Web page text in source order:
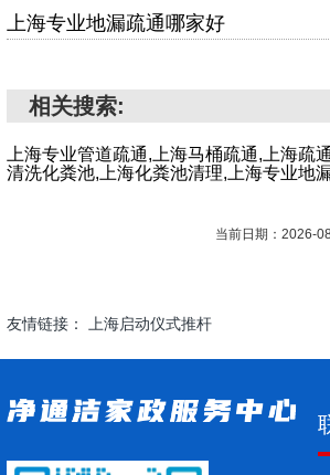
上海专业地漏疏通哪家好
相关搜索:
上海专业管道疏通,上海马桶疏通,上海
清洗化粪池,上海化粪池清理,上海专业地
当前日期：2026-
友情链接： 上海启动仪式推杆